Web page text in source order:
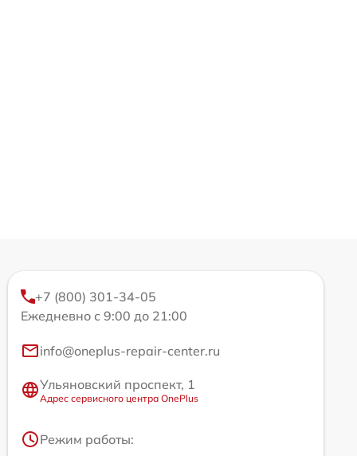
+7 (800) 301-34-05
Ежедневно с 9:00 до 21:00
info@oneplus-repair-center.ru
Ульяновский проспект, 1
Адрес сервисного центра OnePlus
Режим работы: